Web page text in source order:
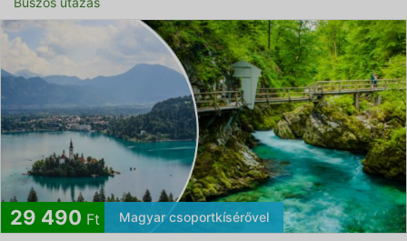
29 490 Ft Magyar csoportkísérővel